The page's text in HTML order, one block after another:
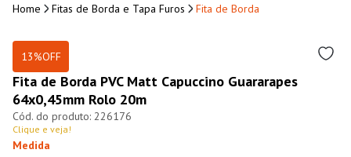
Fitas de Borda e Tapa Furos Fita de Borda
13%OFF
Fita de Borda PVC Matt Capuccino Guararapes
64x0,45mm Rolo 20m
226176
Clique e veja!
Medida